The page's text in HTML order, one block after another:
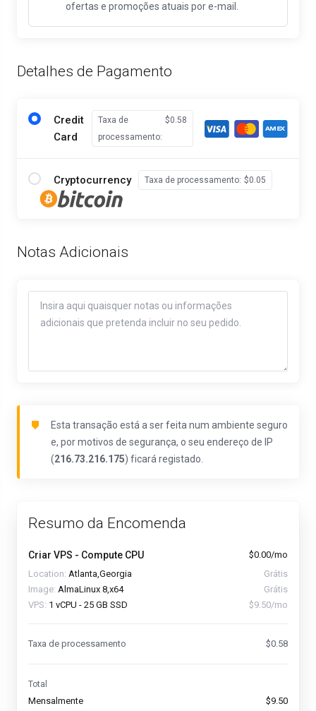
ofertas e promoções atuais por e-mail.
Detalhes de Pagamento
Credit
Card
Taxa de
processamento:
$0.58
Cryptocurrency Taxa de processamento: $0.05
Notas Adicionais
Esta transação está a ser feita num ambiente seguro
e, por motivos de segurança, o seu endereço de IP
(216.73.216.175) ficará registado.
Resumo da Encomenda
Criar VPS - Compute CPU
$0.00/mo
Location: Atlanta,Georgia
Grátis
Image: AlmaLinux 8,x64
Grátis
VPS: 1 vCPU - 25 GB SSD $9.50/mo
Taxa de processamento $0.58
Total
Mensalmente $9.50